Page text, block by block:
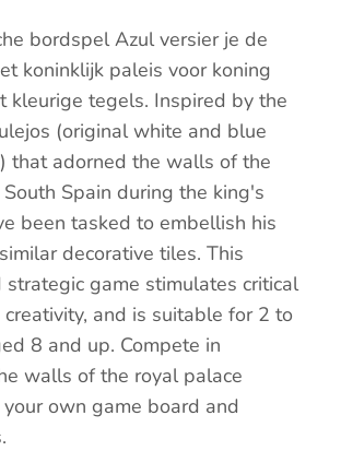
bordspel Azul versier je de
koninklijk paleis voor koning
kleurige tegels. Inspired by the
(original white and blue
that adorned the walls of the
Spain during the king's
been tasked to embellish his
decorative tiles. This
strategic game stimulates critical
and is suitable for 2 to
8 and up. Compete in
walls of the royal palace
your own game board and